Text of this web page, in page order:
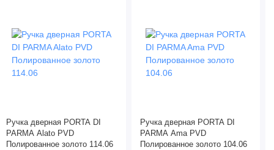
Ручка дверная PORTA DI
PARMA Alato PVD
Полированное золото 114.06
Ручка дверная PORTA DI
PARMA Ama PVD
Полированное золото 104.06